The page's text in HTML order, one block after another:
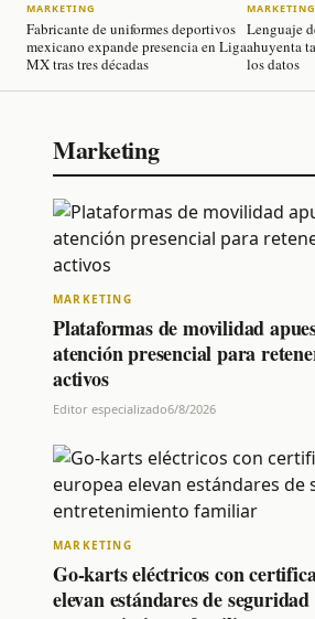
MARKETING
Fabricante de uniformes deportivos
mexicano expande presencia en Liga
MX tras tres décadas
MARKETING
Lenguaje
ahuyenta
los datos
Marketing
MARKETING
Plataformas de movilidad
atención presencial para
activos
Editor especializado6/8/2026
MARKETING
Go-karts eléctricos con
elevan estándares de seguridad